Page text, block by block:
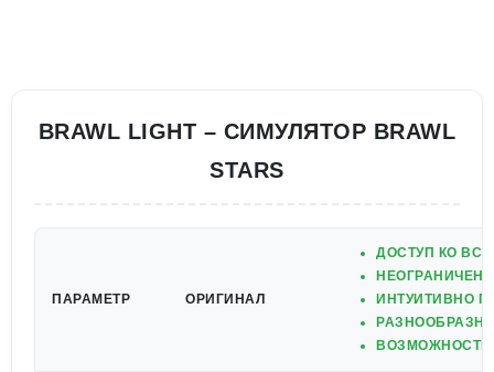
BRAWL LIGHT – СИМУЛЯТОР BRAWL
STARS
ПАРАМЕТР ОРИГИНАЛ
ДОСТУП КО
ИНТУИТИВНО
ВОЗМОЖНОСТЬ